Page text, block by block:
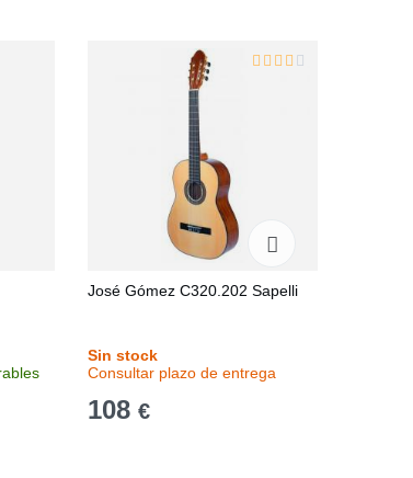
José Gómez C320.202 Sapelli
Sin stock
Consultar plazo de entrega
108 €